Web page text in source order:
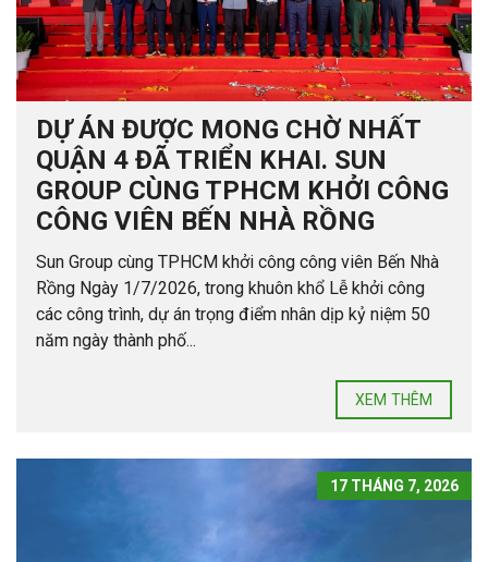
DỰ ÁN ĐƯỢC MONG CHỜ NHẤT
QUẬN 4 ĐÃ TRIỂN KHAI. SUN
GROUP CÙNG TPHCM KHỞI CÔNG
CÔNG VIÊN BẾN NHÀ RỒNG
Sun Group cùng TPHCM khởi công công viên Bến Nhà
Rồng Ngày 1/7/2026, trong khuôn khổ Lễ khởi công
các công trình, dự án trọng điểm nhân dịp kỷ niệm 50
năm ngày thành phố...
XEM THÊM
17 THÁNG 7, 2026